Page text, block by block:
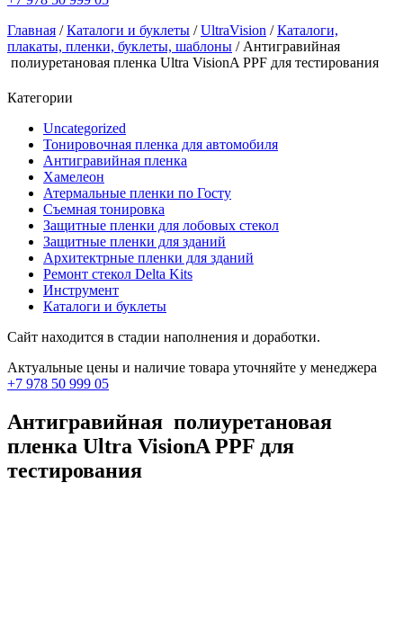
Главная /Каталоги и буклеты /UltraVision /Каталоги,
плакаты, пленки, буклеты, шаблоны / Антигравийная
полиуретановая пленка Ultra VisionA PPF для тестирования
Категории
Uncategorized
Тонировочная пленка для автомобиля
Антигравийная пленка
Хамелеон
Атермальные пленки по Госту
Съемная тонировка
Защитные пленки для лобовых стекол
Защитные пленки для зданий
Архитектрные пленки для зданий
Ремонт стекол Delta Kits
Инструмент
Каталоги и буклеты
Сайт находится в стадии наполнения и доработки.
Актуальные цены и наличие товара уточняйте у менеджера
+7 978 50 999 05
Антигравийная полиуретановая
пленка Ultra VisionA PPF для
тестирования